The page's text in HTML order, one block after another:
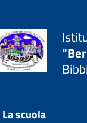
La scuola